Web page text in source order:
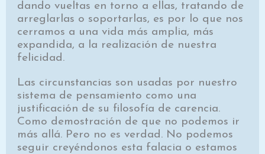
dando vueltas en torno a ellas, tratando de
arreglarlas o soportarlas, es por lo que nos
cerramos a una vida más amplia, más
expandida, a la realización de nuestra
felicidad.
Las circunstancias son usadas por nuestro
sistema de pensamiento como una
justificación de su filosofía de carencia.
Como demostración de que no podemos ir
más allá. Pero no es verdad. No podemos
seguir creyéndonos esta falacia o estamos